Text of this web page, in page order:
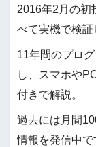
2016年2月の初
べて実機で検証
11年間のプロ
し、スマホや
付きで解説。
過去には月間
情報を発信中で